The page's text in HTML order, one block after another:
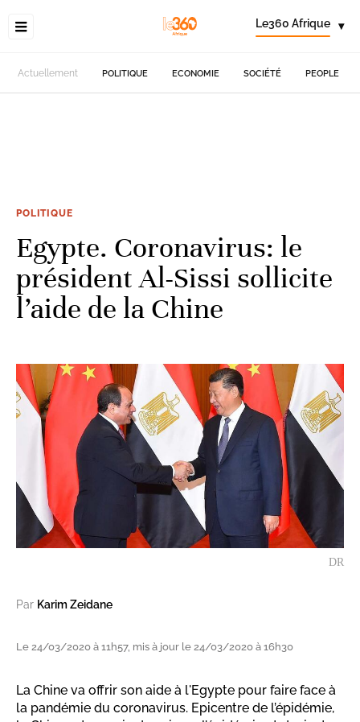
Le360 Afrique ▾
Actuellement POLITIQUE ECONOMIE SOCIÉTÉ PEOPLE
POLITIQUE
Egypte. Coronavirus: le
président Al-Sissi sollicite
l’aide de la Chine
DR
Par Karim Zeidane
Le 24/03/2020 à 11h57, mis à jour le 24/03/2020 à 16h30
La Chine va offrir son aide à l'Egypte pour faire face à
la pandémie du coronavirus. Epicentre de l’épidémie,